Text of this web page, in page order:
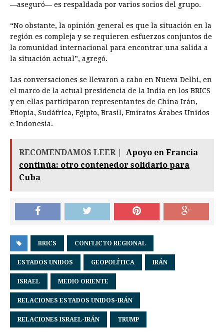
—aseguró— es respaldada por varios socios del grupo.
“No obstante, la opinión general es que la situación en la
región es compleja y se requieren esfuerzos conjuntos de
la comunidad internacional para encontrar una salida a
la situación actual”, agregó.
Las conversaciones se llevaron a cabo en Nueva Delhi, en
el marco de la actual presidencia de la India en los BRICS
y en ellas participaron representantes de China Irán,
Etiopía, Sudáfrica, Egipto, Brasil, Emiratos Árabes Unidos
e Indonesia.
RECOMENDAMOS LEER |
Apoyo en Francia
continúa: otro contenedor solidario para
Cuba
BRICS CONFLICTO REGIONAL
ESTADOS UNIDOS GEOPOLÍTICA IRÁN
ISRAEL MEDIO ORIENTE
RELACIONES ESTADOS UNIDOS-IRÁN
RELACIONES ISRAEL-IRÁN TRUMP